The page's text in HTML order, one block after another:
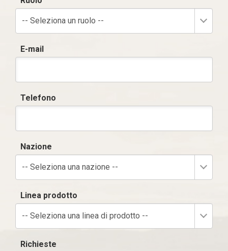
-- Seleziona un ruolo --
E-mail
Telefono
Nazione
-- Seleziona una nazione --
Linea prodotto
-- Seleziona una linea di prodotto --
Richieste